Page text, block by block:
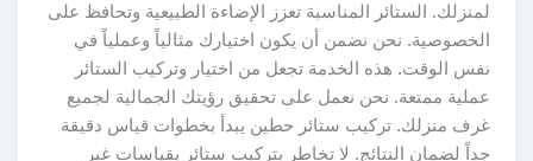
لمنزلك. الستائر المناسبة تعزز الإضاءة الطبيعية وتحافظ على
الخصوصية. نحن نضمن أن يكون اختيارك مثالياً وعملياً في
نفس الوقت. هذه الخدمة تجعل من اختيار وتركيب الستائر
عملية ممتعة. نحن نعمل على تحقيق رؤيتك الجمالية لجميع
غرف منزلك. تركيب ستائر حطين يبدأ بخطوات قياس دقيقة
جداً لضمان النتائج. لا تخاطر بتركيب ستائر بقياسات غير